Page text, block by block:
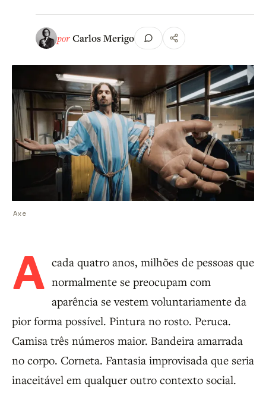
porCarlos Merigo
Axe
A cada quatro anos, milhões de pessoas que
normalmente se preocupam com
aparência se vestem voluntariamente da
pior forma possível. Pintura no rosto. Peruca.
Camisa três números maior. Bandeira amarrada
no corpo. Corneta. Fantasia improvisada que seria
inaceitável em qualquer outro contexto social.